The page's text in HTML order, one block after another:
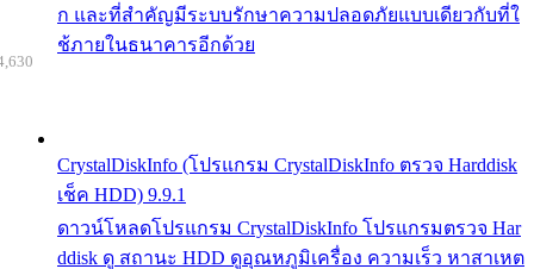
ก และที่สำคัญมีระบบรักษาความปลอดภัยแบบเดียวกับที่ใ
ช้ภายในธนาคารอีกด้วย
CrystalDiskInfo (โปรแกรม CrystalDiskInfo ตรวจ Harddisk
เช็ค HDD) 9.9.1
ดาวน์โหลดโปรแกรม CrystalDiskInfo โปรแกรมตรวจ Har
ddisk ดู สถานะ HDD ดูอุณหภูมิเครื่อง ความเร็ว หาสาเหต